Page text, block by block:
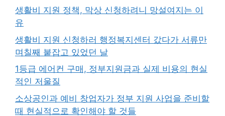
생활비 지원 정책, 막상 신청하려니 망설여지는 이
유
생활비 지원 신청하러 행정복지센터 갔다가 서류만
며칠째 붙잡고 있었던 날
1등급 에어컨 구매, 정부지원금과 실제 비용의 현실
적인 저울질
소상공인과 예비 창업자가 정부 지원 사업을 준비할
때 현실적으로 확인해야 할 것들